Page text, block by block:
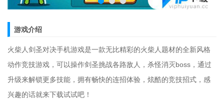
游戏介绍
火柴人剑圣对决手机游戏是一款无比精彩的火柴人题材的全新风格
动作竞技游戏，可以操作剑圣挑战各路敌人，杀怪消灭boss，通过
升级来解锁更多技能，拥有畅快的连招体验，炫酷的竞技招式，感
兴趣的话就来下载试试吧！